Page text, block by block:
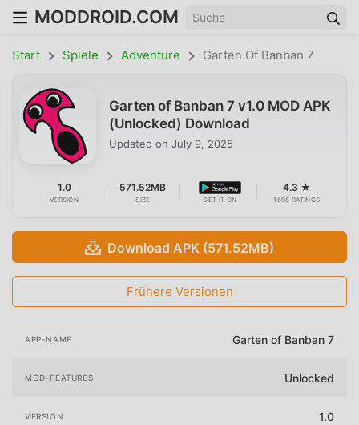
MODDROID.COM
Start Spiele Adventure Garten Of Banban 7
Garten of Banban 7 v1.0 MOD APK
(Unlocked) Download
Updated on July 9, 2025
1.0
VERSION
571.52MB
SIZE GET IT ON
4.3 ★
1698 RATINGS
Download APK (571.52MB)
Frühere Versionen
APP-NAME Garten of Banban 7
MOD-FEATURES Unlocked
VERSION 1.0